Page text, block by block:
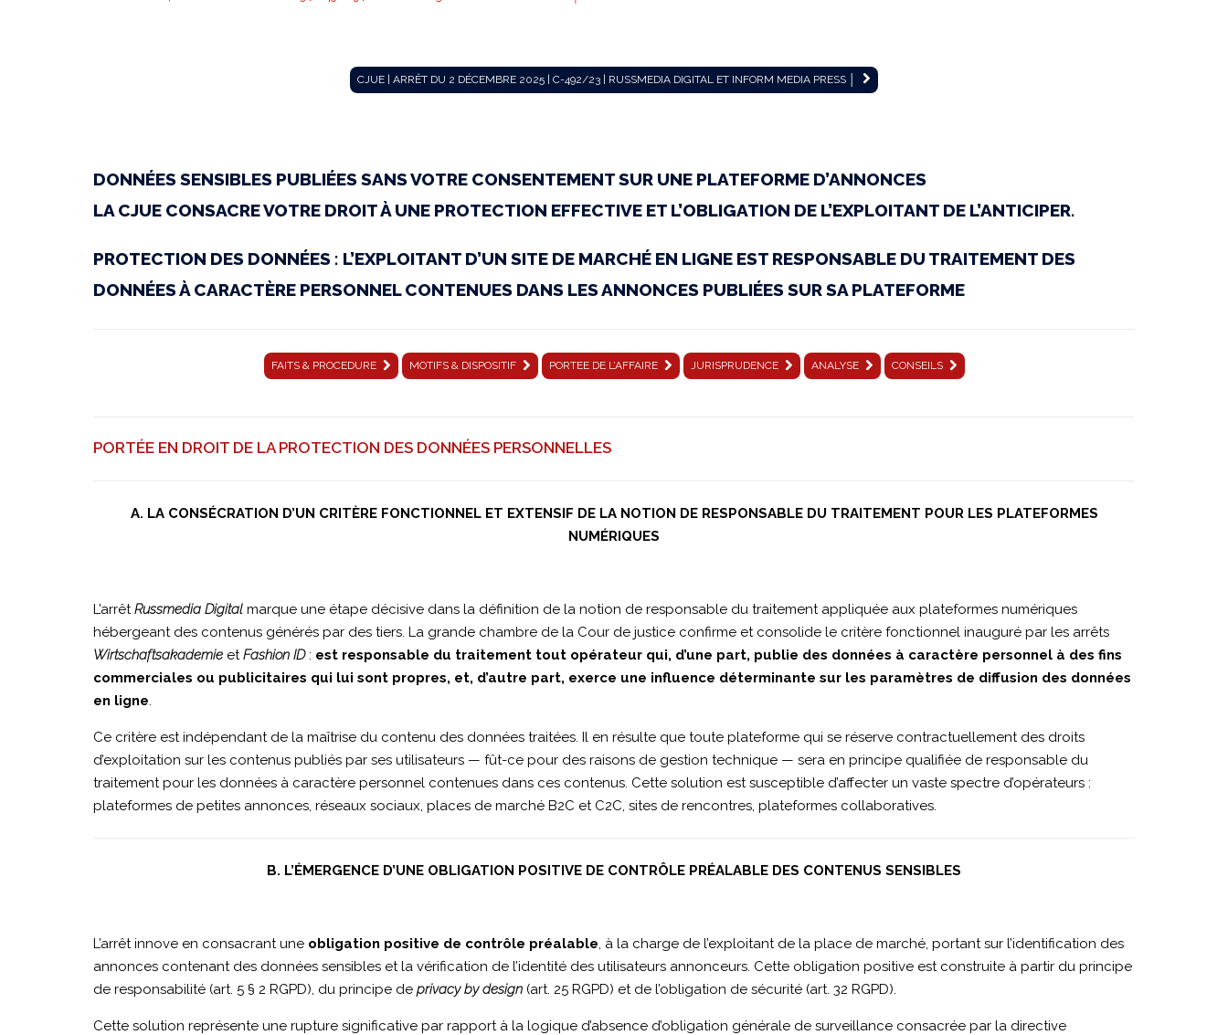
Arrêt
du
C-
492/23
|
Russmedia
et
Inform
CJUE | ARRÊT DU 2 DÉCEMBRE 2025 | C-492/23 | RUSSMEDIA DIGITAL ET INFORM MEDIA PRESS │
DONNÉES SENSIBLES PUBLIÉES SANS VOTRE CONSENTEMENT SUR UNE PLATEFORME D’ANNONCES
LA CJUE CONSACRE VOTRE DROIT À UNE PROTECTION EFFECTIVE ET L’OBLIGATION DE L’EXPLOITANT DE L’ANTICIPER.
PROTECTION DES DONNÉES : L’EXPLOITANT D’UN SITE DE MARCHÉ EN LIGNE EST RESPONSABLE DU TRAITEMENT DES
DONNÉES À CARACTÈRE PERSONNEL CONTENUES DANS LES ANNONCES PUBLIÉES SUR SA PLATEFORME
FAITS & PROCEDURE MOTIFS & DISPOSITIF PORTEE DE L’AFFAIRE JURISPRUDENCE ANALYSE CONSEILS
PORTÉE EN DROIT DE LA PROTECTION DES DONNÉES PERSONNELLES
A. LA CONSÉCRATION D’UN CRITÈRE FONCTIONNEL ET EXTENSIF DE LA NOTION DE RESPONSABLE DU TRAITEMENT POUR LES PLATEFORMES
NUMÉRIQUES
L’arrêtRussmedia Digital marque une étape décisive dans la définition de la notion de responsable du traitement appliquée aux plateformes numériques
hébergeant des contenus générés par des tiers. La grande chambre de la Cour de justice confirme et consolide le critère fonctionnel inauguré par les arrêts
Wirtschaftsakademie etFashion ID: est responsable du traitement tout opérateur qui, d’une part, publie des données à caractère personnel à des fins
commerciales ou publicitaires qui lui sont propres, et, d’autre part, exerce une influence déterminante sur les paramètres de diffusion des données
en ligne.
Ce critère est indépendant de la maîtrise du contenu des données traitées. Il en résulte que toute plateforme qui se réserve contractuellement des droits
d’exploitation sur les contenus publiés par ses utilisateurs — fût-ce pour des raisons de gestion technique — sera en principe qualifiée de responsable du
traitement pour les données à caractère personnel contenues dans ces contenus. Cette solution est susceptible d’affecter un vaste spectre d’opérateurs :
plateformes de petites annonces, réseaux sociaux, places de marché B2C et C2C, sites de rencontres, plateformes collaboratives.
B. L’ÉMERGENCE D’UNE OBLIGATION POSITIVE DE CONTRÔLE PRÉALABLE DES CONTENUS SENSIBLES
L’arrêt innove en consacrant une obligation positive de contrôle préalable, à la charge de l’exploitant de la place de marché, portant sur l’identification des
annonces contenant des données sensibles et la vérification de l’identité des utilisateurs annonceurs. Cette obligation positive est construite à partir du principe
de responsabilité (art. 5 § 2 RGPD), du principe de privacy by design (art. 25 RGPD) et de l’obligation de sécurité (art. 32 RGPD).
Cette solution représente une rupture significative par rapport à la logique d’absence d’obligation générale de surveillance consacrée par la directive